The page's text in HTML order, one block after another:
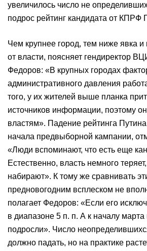
увеличилось число не
подрос рейтинг кандидата от КПРФ
Чем крупнее город, тем ниже явка и
от власти, поясняет гендиректор
Федоров: «В крупных городах
административного давления
того, у их жителей выше планка
источников информации, поэтому
властям». Падение рейтинга
начала предвыборной кампании,
«Люди вспоминают, что есть еще
Естественно, власть немного
набирают». К тому же сравнивать
предновогодним всплеском не
полагает Федоров: «Если его
в диапазоне 5 п. п. А к началу
подросли». Число
должно падать, но на практике